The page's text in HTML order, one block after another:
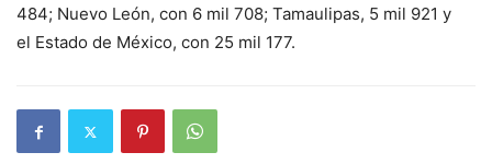
484; Nuevo León, con 6 mil 708; Tamaulipas, 5 mil 921 y
el Estado de México, con 25 mil 177.